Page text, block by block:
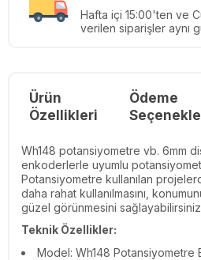
Hafta içi 15:00'ten ve
verilen siparişler aynı
Ürün
Özellikleri
Ödeme
Wh148 potansiyometre vb. 6mm
enkoderlerle uyumlu
Potansiyometre kullanılan
daha rahat kullanılmasını,
güzel görünmesini
Teknik Özellikler:
Model: Wh148 Potansiyometre